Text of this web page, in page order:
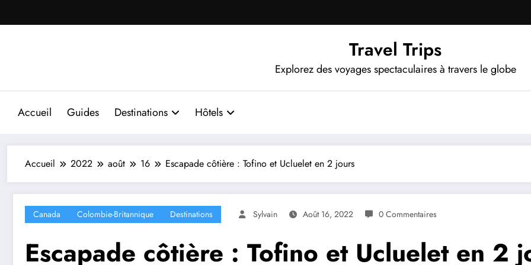
au
Travel Trips
Explorez des voyages spectaculaires à travers le globe
Accueil Guides Destinations Hôtels
Accueil 2022 août 16 Escapade côtière : Tofino et Ucluelet en 2 jours
Canada Colombie-Britannique Destinations Sylvain Août 16, 2022 0 Commentaires
Escapade côtière : Tofino et Ucluelet en 2